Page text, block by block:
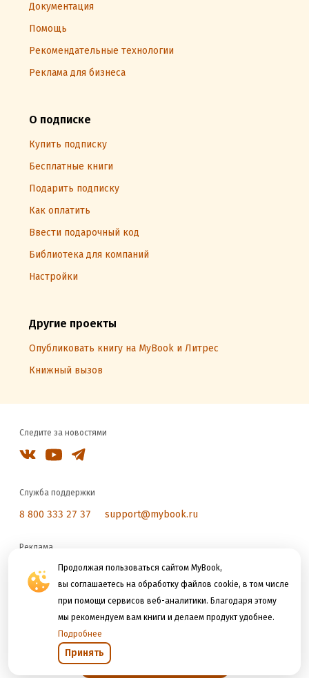
Продолжая пользоваться сайтом MyBook,
вы соглашаетесь на обработку файлов cookie, в том числе
при помощи сервисов веб-аналитики. Благодаря этому
мы рекомендуем вам книги и делаем продукт удобнее.
Подробнее
Принять
Документация
Помощь
Рекомендательные технологии
Реклама для бизнеса
О подписке
Купить подписку
Бесплатные книги
Подарить подписку
Как оплатить
Ввести подарочный код
Библиотека для компаний
Настройки
Другие проекты
Опубликовать книгу на MyBook и Литрес
Книжный вызов
Следите за новостями
Служба поддержки
8 800 333 27 37 support@mybook.ru
Реклама
reklama@litres.ru
Мы принимаем к оплате
Открыть в приложении